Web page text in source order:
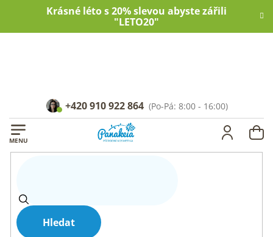
Krásné léto s 20% slevou abyste zářili
"LETO20"
Hledat
+420 910 922 864